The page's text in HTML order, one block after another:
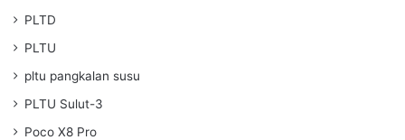
PLTD
PLTU
pltu pangkalan susu
PLTU Sulut-3
Poco X8 Pro